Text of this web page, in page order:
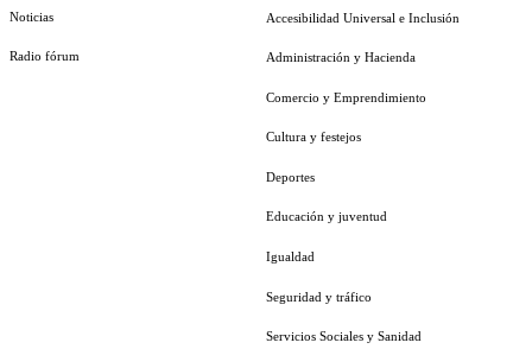
Noticias
Radio fórum
Accesibilidad Universal e Inclusión
Administración y Hacienda
Comercio y Emprendimiento
Cultura y festejos
Deportes
Educación y juventud
Igualdad
Seguridad y tráfico
Servicios Sociales y Sanidad